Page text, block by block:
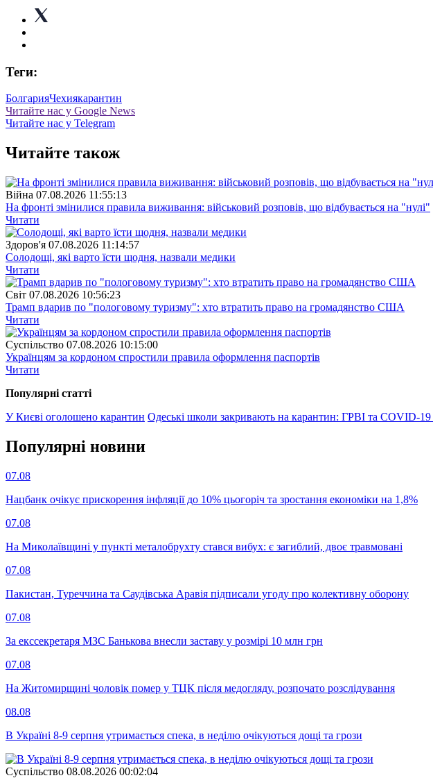
Теги:
БолгарияЧехиякарантин
Читайте нас у Google News
Читайте нас у Telegram
Читайте також
Війна 07.08.2026 11:55:13
На фронті змінилися правила виживання: військовий розповів, що відбувається на "нулі"
Читати
Здоров'я 07.08.2026 11:14:57
Солодощі, які варто їсти щодня, назвали медики
Читати
Свiт 07.08.2026 10:56:23
Трамп вдарив по "пологовому туризму": хто втратить право на громадянство США
Читати
Суспiльство 07.08.2026 10:15:00
Українцям за кордоном спростили правила оформлення паспортів
Читати
Популярнi статтi
У Києві оголошено карантин Одеські школи закривають на карантин: ГРВІ та COVID-19
Популярнi новини
07.08
Нацбанк очікує прискорення інфляції до 10% цьогоріч та зростання економіки на 1,8%
07.08
На Миколаївщині у пункті металобрухту стався вибух: є загиблий, двоє травмовані
07.08
Пакистан, Туреччина та Саудівська Аравія підписали угоду про колективну оборону
07.08
За екссекретаря МЗС Банькова внесли заставу у розмірі 10 млн грн
07.08
На Житомирщині чоловік помер у ТЦК після медогляду, розпочато розслідування
08.08
В Україні 8-9 серпня утримається спека, в неділю очікуються дощі та грози
Суспiльство 08.08.2026 00:02:04